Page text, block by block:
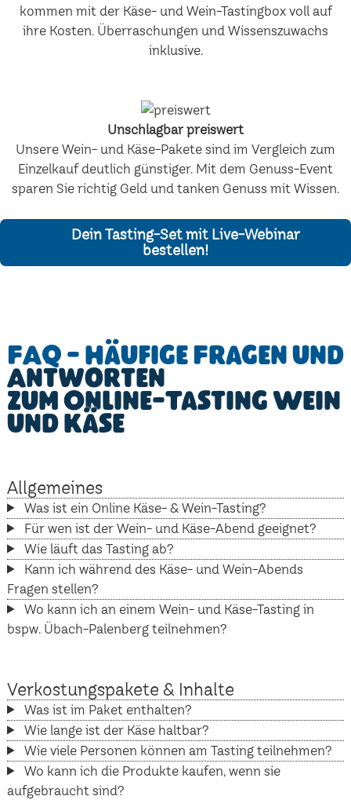
kommen mit der Käse- und Wein-Tastingbox voll auf
ihre Kosten. Überraschungen und Wissenszuwachs
inklusive.
Unschlagbar preiswert
Unsere Wein- und Käse-Pakete sind im Vergleich zum
Einzelkauf deutlich günstiger. Mit dem Genuss-Event
sparen Sie richtig Geld und tanken Genuss mit Wissen.
Dein Tasting-Set mit Live-Webinar
bestellen!
FAQ - Häufige Fragen und
Antworten
zum Online-Tasting Wein
und Käse
Allgemeines
Was ist ein Online Käse- & Wein-Tasting?
Für wen ist der Wein- und Käse-Abend geeignet?
Wie läuft das Tasting ab?
Kann ich während des Käse- und Wein-Abends
Fragen stellen?
Wo kann ich an einem Wein- und Käse-Tasting in
bspw. Übach-Palenberg teilnehmen?
Verkostungspakete & Inhalte
Was ist im Paket enthalten?
Wie lange ist der Käse haltbar?
Wie viele Personen können am Tasting teilnehmen?
Wo kann ich die Produkte kaufen, wenn sie
aufgebraucht sind?